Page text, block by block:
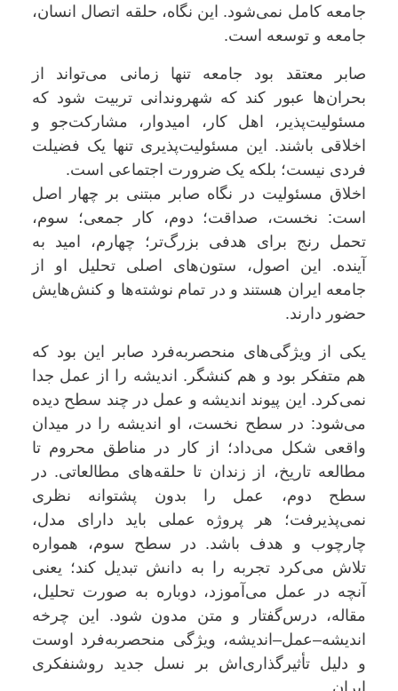
جامعه کامل نمی‌شود. این نگاه، حلقه اتصال انسان،
جامعه و توسعه است.
صابر معتقد بود جامعه تنها زمانی می‌تواند از
بحران‌ها عبور کند که شهروندانی تربیت شود که
مسئولیت‌پذیر، اهل کار، امیدوار، مشارکت‌جو و
اخلاقی باشند. این مسئولیت‌پذیری تنها یک فضیلت
فردی نیست؛ بلکه یک ضرورت اجتماعی است.
اخلاق مسئولیت در نگاه صابر مبتنی بر چهار اصل
است: نخست، صداقت؛ دوم، کار جمعی؛ سوم،
تحمل رنج برای هدفی بزرگ‌تر؛ چهارم، امید به
آینده. این اصول، ستون‌های اصلی تحلیل او از
جامعه ایران هستند و در تمام نوشته‌ها و کنش‌هایش
حضور دارند.
یکی از ویژگی‌های منحصربه‌فرد صابر این بود که
هم متفکر بود و هم کنشگر. اندیشه را از عمل جدا
نمی‌کرد. این پیوند اندیشه و عمل در چند سطح دیده
می‌شود: در سطح نخست، او اندیشه را در میدان
واقعی شکل می‌داد؛ از کار در مناطق محروم تا
مطالعه تاریخ، از زندان تا حلقه‌های مطالعاتی. در
سطح دوم، عمل را بدون پشتوانه نظری
نمی‌پذیرفت؛ هر پروژه عملی باید دارای مدل،
چارچوب و هدف باشد. در سطح سوم، همواره
تلاش می‌کرد تجربه را به دانش تبدیل کند؛ یعنی
آنچه در عمل می‌آموزد، دوباره به صورت تحلیل،
مقاله، درس‌گفتار و متن مدون شود. این چرخه
اندیشه–عمل–اندیشه، ویژگی منحصربه‌فرد اوست
و دلیل تأثیرگذاری‌اش بر نسل جدید روشنفکری
ایران.